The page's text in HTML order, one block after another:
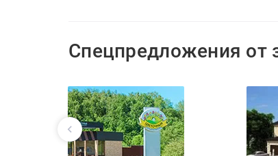
Спецпредложения от